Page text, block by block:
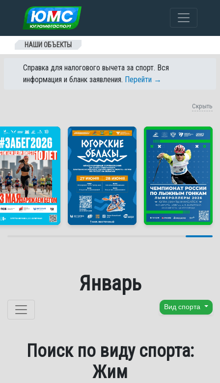
Перейти к содержанию
НАШИ ОБЪЕКТЫ
Справка для налогового вычета за спорт. Вся
информация и бланк заявления. Перейти →
Скрыть
Январь
Перейти к содержанию Вид спорта
Поиск по виду спорта:
Жим